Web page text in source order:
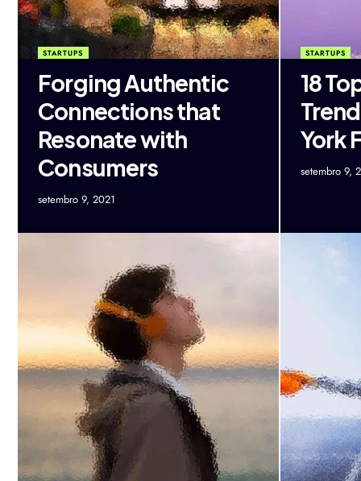
STARTUPS
Forging Authentic
Connections that
Resonate with
Consumers
setembro 9, 2021
STARTUPS
18
York
setembro 9,